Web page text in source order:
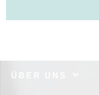
ÜBER UNS